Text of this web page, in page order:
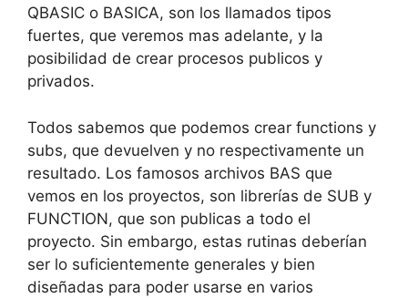
QBASIC o BASICA, son los llamados tipos
fuertes, que veremos mas adelante, y la
posibilidad de crear procesos publicos y
privados.
Todos sabemos que podemos crear functions y
subs, que devuelven y no respectivamente un
resultado. Los famosos archivos BAS que
vemos en los proyectos, son librerías de SUB y
FUNCTION, que son publicas a todo el
proyecto. Sin embargo, estas rutinas deberían
ser lo suficientemente generales y bien
diseñadas para poder usarse en varios